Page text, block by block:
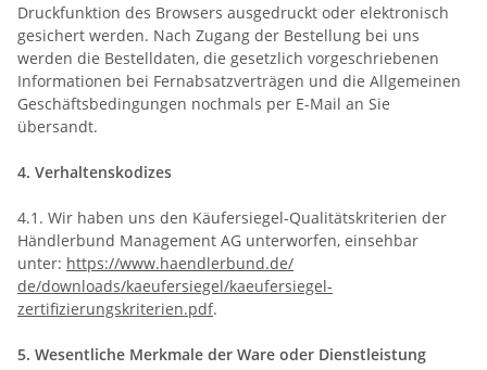
Druckfunktion des Browsers ausgedruckt oder elektronisch
gesichert werden. Nach Zugang der Bestellung bei uns
werden die Bestelldaten, die gesetzlich vorgeschriebenen
Informationen bei Fernabsatzverträgen und die Allgemeinen
Geschäftsbedingungen nochmals per E-Mail an Sie
übersandt.
4. Verhaltenskodizes
4.1. Wir haben uns den Käufersiegel-Qualitätskriterien der
Händlerbund Management AG unterworfen, einsehbar
unter: https://www.haendlerbund.de/
de/downloads/kaeufersiegel/kaeufersiegel-
zertifizierungskriterien.pdf.
5. Wesentliche Merkmale der Ware oder Dienstleistung